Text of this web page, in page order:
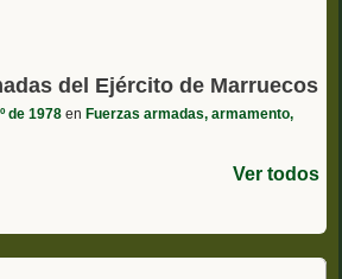
del Ejército de Marruecos
de 1978 en Fuerzas armadas, armamento,
Ver todos